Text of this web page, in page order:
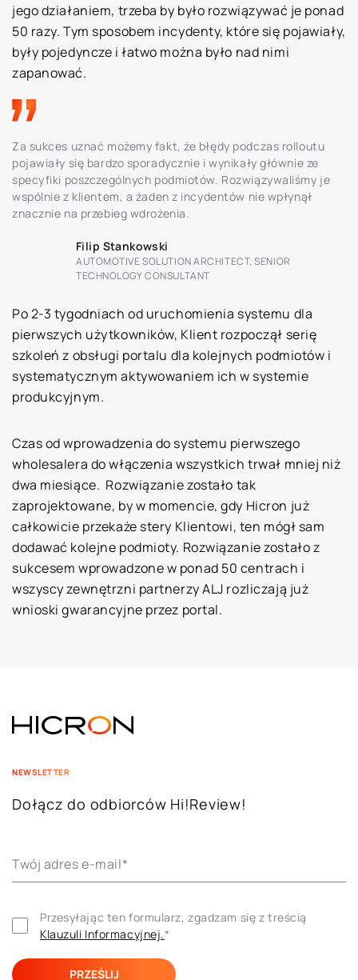
jego działaniem, trzeba by było rozwiązywać je ponad
50 razy. Tym sposobem incydenty, które się pojawiały,
były pojedyncze i łatwo można było nad nimi
zapanować.
Za sukces uznać możemy fakt, że błędy podczas rolloutu
pojawiały się bardzo sporadycznie i wynikały głównie ze
specyfiki poszczególnych podmiotów. Rozwiązywaliśmy je
wspólnie z klientem, a żaden z incydentów nie wpłynął
znacznie na przebieg wdrożenia.
Filip Stankowski
AUTOMOTIVE SOLUTION ARCHITECT, SENIOR
TECHNOLOGY CONSULTANT
Po 2-3 tygodniach od uruchomienia systemu dla
pierwszych użytkowników, Klient rozpoczął serię
szkoleń z obsługi portalu dla kolejnych podmiotów i
systematycznym aktywowaniem ich w systemie
produkcyjnym.
Czas od wprowadzenia do systemu pierwszego
wholesalera do włączenia wszystkich trwał mniej niż
dwa miesiące. Rozwiązanie zostało tak
zaprojektowane, by w momencie, gdy Hicron już
całkowicie przekaże stery Klientowi, ten mógł sam
dodawać kolejne podmioty. Rozwiązanie zostało z
sukcesem wprowadzone w ponad 50 centrach i
wszyscy zewnętrzni partnerzy ALJ rozliczają już
wnioski gwarancyjne przez portal.
NEWSLETTER
Dołącz do odbiorców Hi!Review!
Twój adres e-mail*
Klauzuli ​​Informacyjnej.*